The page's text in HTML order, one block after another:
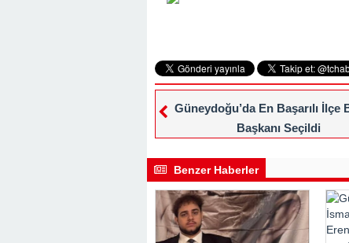
Güneydoğu’da En Başarılı İlçe
Başkanı Seçildi
Benzer Haberler